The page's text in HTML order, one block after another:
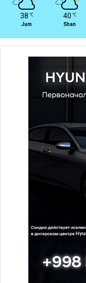
38 ℃
Jum
40 ℃
Shan